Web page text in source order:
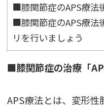
■膝関節症のAPS療法
■膝関節症のAPS療法
リを行いましょう
■膝関節症の治療「
APS療法とは、変形